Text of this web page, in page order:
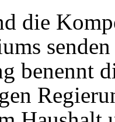
die
benennt